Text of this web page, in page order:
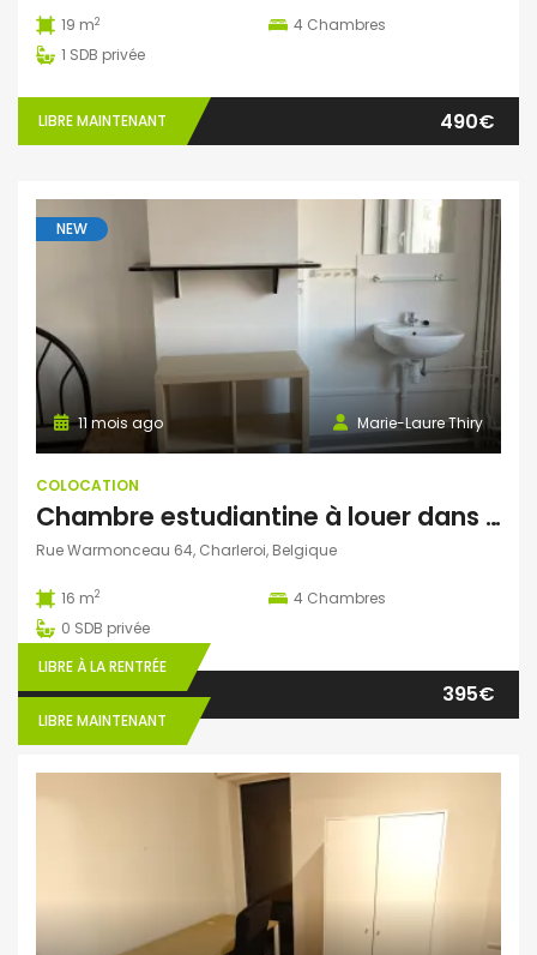
19 m2 4 Chambres
1 SDB privée
LIBRE MAINTENANT 490€
NEW
Marie-Laure Thiry
11 mois ago
COLOCATION
Chambre estudiantine à louer dans colocation
Rue Warmonceau 64, Charleroi, Belgique
16 m2 4 Chambres
0 SDB privée
LIBRE À LA RENTRÉE
LIBRE MAINTENANT
395€